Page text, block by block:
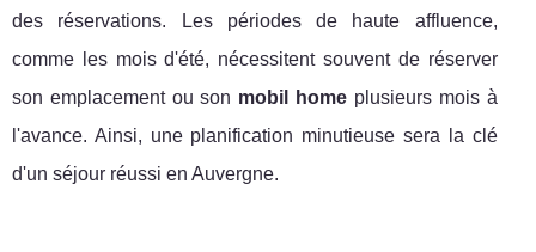
des réservations. Les périodes de haute affluence,
comme les mois d'été, nécessitent souvent de réserver
son emplacement ou son mobil home plusieurs mois à
l'avance. Ainsi, une planification minutieuse sera la clé
d'un séjour réussi en Auvergne.